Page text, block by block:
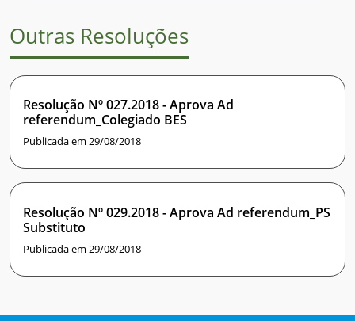
Outras Resoluções
Resolução Nº 027.2018 - Aprova Ad
referendum_Colegiado BES
Publicada em 29/08/2018
Resolução Nº 029.2018 - Aprova Ad referendum_PS
Substituto
Publicada em 29/08/2018